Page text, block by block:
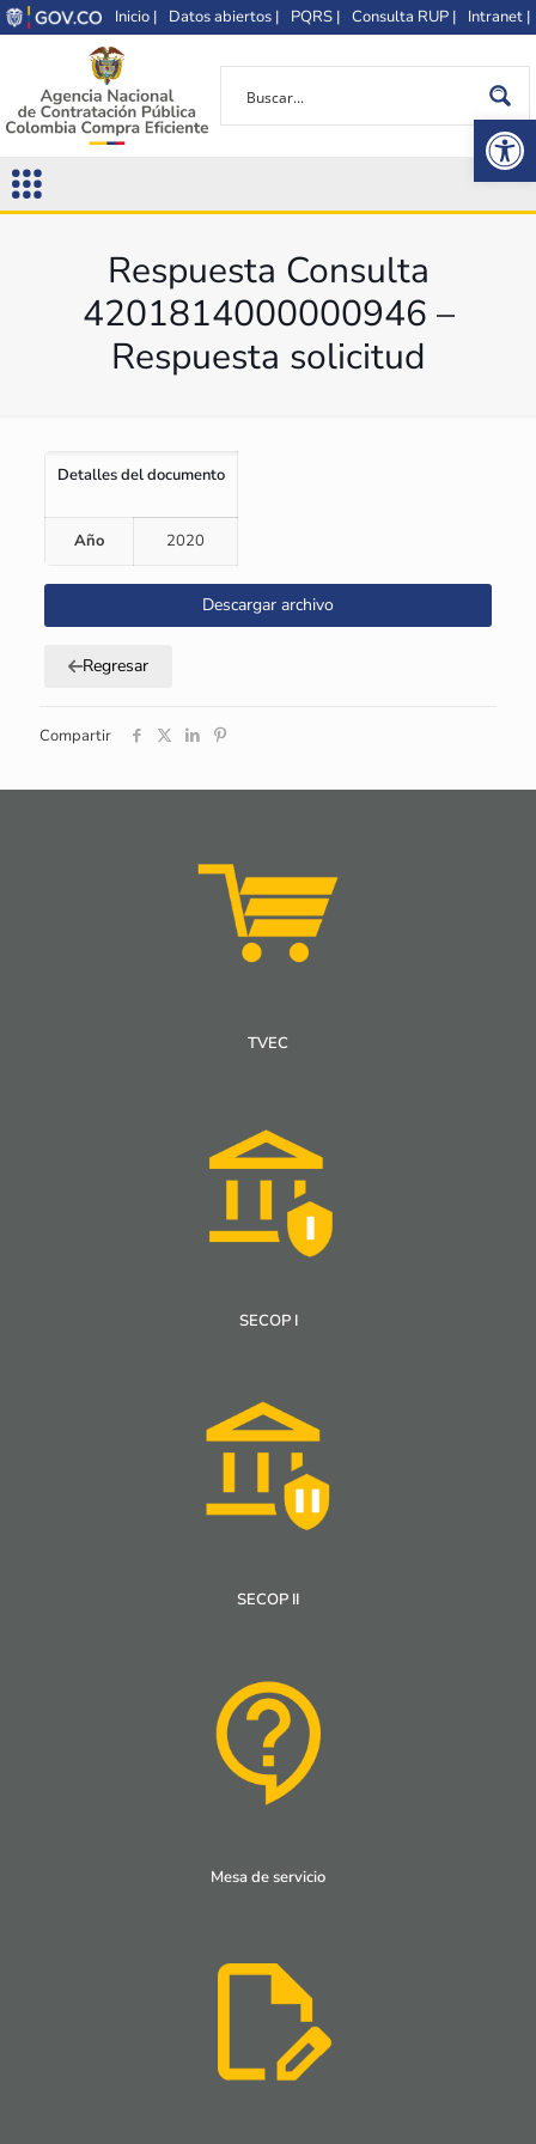
Inicio | Datos abiertos | PQRS | Consulta RUP | Intranet |
Respuesta Consulta
4201814000000946 –
Respuesta solicitud
Detalles del documento
Año 2020
Descargar archivo
Regresar
Compartir
TVEC
SECOP I
SECOP II
Mesa de servicio